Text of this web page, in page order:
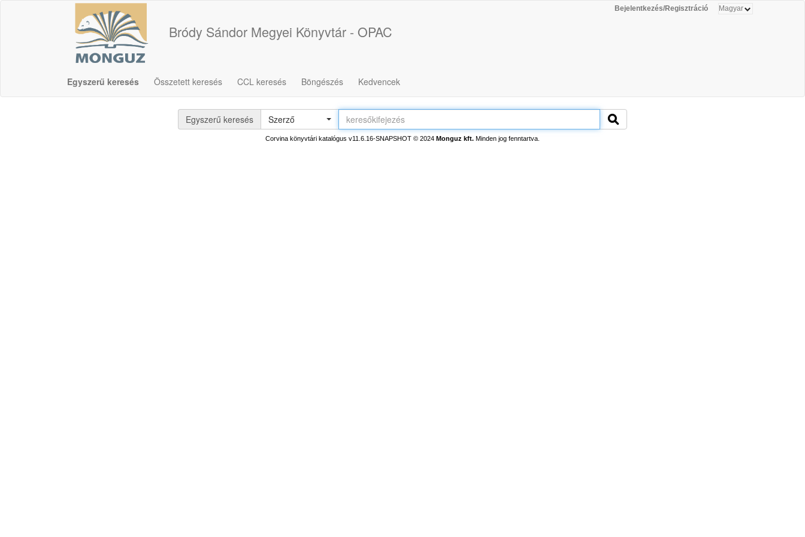
Bejelentkezés/Regisztráció
Bródy Sándor Megyei Könyvtár - OPAC
Egyszerű keresés Összetett keresés CCL keresés Böngészés Kedvencek
Egyszerű keresés Szerző
Corvina könyvtári katalógus v11.6.16-SNAPSHOT © 2024 Monguz kft. Minden jog fenntartva.